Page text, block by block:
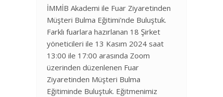
İMMİB Akademi ile Fuar Ziyaretinden
Müşteri Bulma Eğitimi'nde Buluştuk.
Farklı fuarlara hazırlanan 18 Şirket
yöneticileri ile 13 Kasım 2024 saat
13:00 ile 17:00 arasında Zoom
üzerinden düzenlenen Fuar
Ziyaretinden Müşteri Bulma
Eğitiminde Buluştuk. Eğitmenimiz